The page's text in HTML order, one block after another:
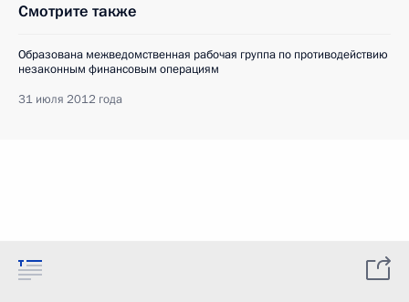
Смотрите также
Образована межведомственная рабочая группа по противодействию
незаконным финансовым операциям
31 июля 2012 года